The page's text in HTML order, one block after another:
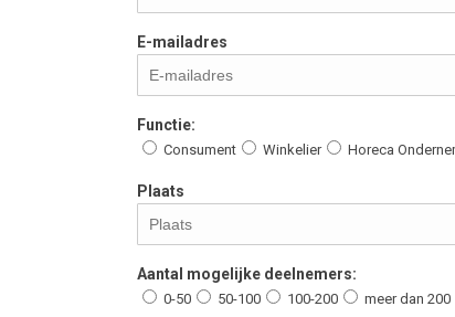
E-mailadres
Functie:
Consument Winkelier Horeca
Plaats
Aantal mogelijke deelnemers:
0-50 50-100 100-200 meer dan 200